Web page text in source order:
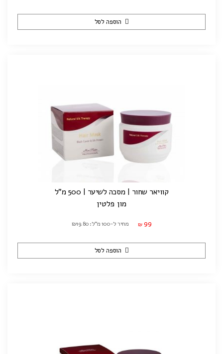
הוספה לסל
קוויאר שחור | מסכה לשיער | 500 מ"ל
מון פלטין
₪ 99 מחיר ל-100 מ"ל: ₪19.80
הוספה לסל